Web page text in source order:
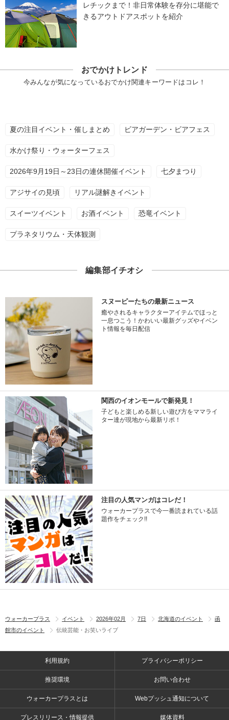
レチックまで！非日常体験を存分に堪能で
きるアウトドアスポットを紹介
おでかけトレンド
今みんなが気になっているおでかけ関連キーワードはコレ！
夏の注目イベント・催しまとめ ビアガーデン・ビアフェス
水かけ祭り・ウォーターフェス
2026年9月19日～23日の連休開催イベント 七夕まつり
アジサイの見頃 リアル謎解きイベント
スイーツイベント お酒イベント 恐竜イベント
プラネタリウム・天体観測
編集部イチオシ
スヌーピーたちの最新ニュース
癒やされるキャラクターアイテムでほっと
一息つこう！かわいい最新グッズやイベン
ト情報を毎日配信
関西のイオンモールで新発見！
子どもと楽しめる新しい遊び方をママライ
ター達が現地から最新リポ！
注目の人気マンガはコレだ！
ウォーカープラスで今一番読まれている話
題作をチェック!!
ウォーカープラス イベント 2026年02月 7日 北海道のイベント
函
館市のイベント
伝統芸能・お笑いライブ
利用規約 プライバシーポリシー
推奨環境 お問い合わせ
ウォーカープラスとは Webプッシュ通知について
プレスリリース・情報提供 媒体資料